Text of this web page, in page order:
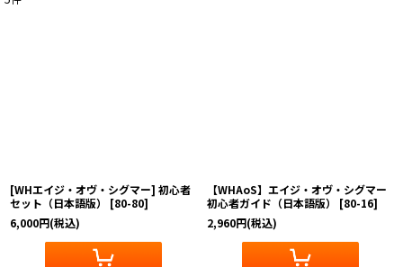
[WHエイジ・オヴ・シグマー] 初心者
セット（日本語版）
[80-80]
6,000円(税込)
【WHAoS】エイジ・オヴ・シグマー
初心者ガイド（日本語版）
[80-16]
2,960円(税込)